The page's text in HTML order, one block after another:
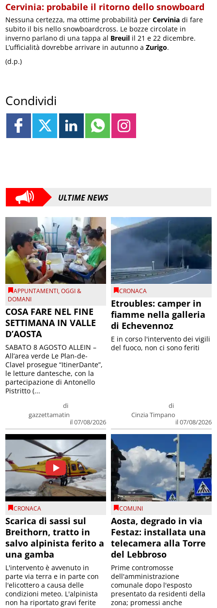
Cervinia: probabile il ritorno dello snowboard
Nessuna certezza, ma ottime probabilità perCervinia di fare
subito il bis nello snowboardcross. Le bozze circolate in
inverno parlano di una tappa al Breuil il 21 e 22 dicembre.
L’ufficialità dovrebbe arrivare in autunno aZurigo.
(d.p.)
Condividi
ULTIME NEWS
APPUNTAMENTI,OGGI &
DOMANI
COSA FARE NEL FINE
SETTIMANA IN VALLE
D’AOSTA
di
gazzettamatin
il 07/08/2026
SABATO 8 AGOSTO ALLEIN –
All’area verde Le Plan-de-
Clavel prosegue “ItinerDante”,
le letture dantesche, con la
partecipazione di Antonello
Pistritto (...
CRONACA
Etroubles: camper in
fiamme nella galleria
di Echevennoz
di
Cinzia Timpano
il 07/08/2026
E in corso l'intervento dei vigili
del fuoco, non ci sono feriti
CRONACA
Scarica di sassi sul
Breithorn, tratto in
salvo alpinista ferito a
una gamba
L'intervento è avvenuto in
parte via terra e in parte con
l'elicottero a causa delle
condizioni meteo. L'alpinista
non ha riportato gravi ferite
COMUNI
Aosta, degrado in via
Festaz: installata una
telecamera alla Torre
del Lebbroso
Prime contromosse
dell'amministrazione
comunale dopo l'esposto
presentato da residenti della
zona; promessi anche